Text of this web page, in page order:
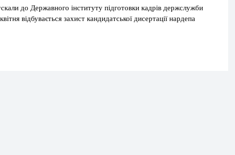
до Державного інституту підготовки кадрів держслужби
відбувається захист кандидатської дисертації нардепа